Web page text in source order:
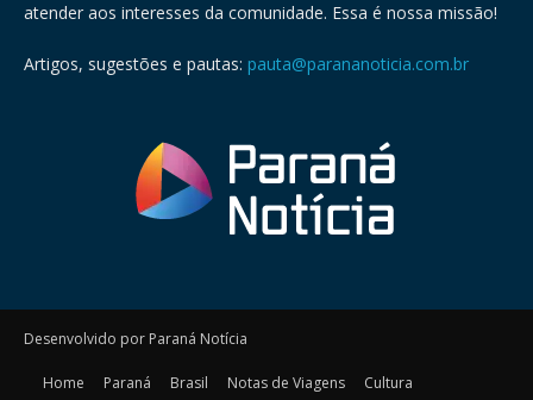
atender aos interesses da comunidade. Essa é nossa missão!
Artigos, sugestões e pautas: pauta@parananoticia.com.br
Desenvolvido por Paraná Notícia
Home Paraná Brasil Notas de Viagens
Cultura